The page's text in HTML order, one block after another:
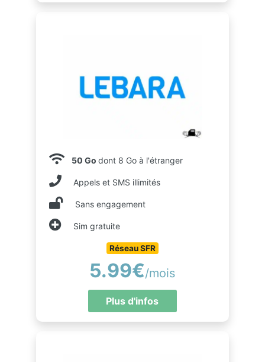
50 Go dont 8 Go à l'étranger
Appels et SMS illimités
Sans engagement
Sim gratuite
Réseau SFR
5.99€/mois
Plus d'infos